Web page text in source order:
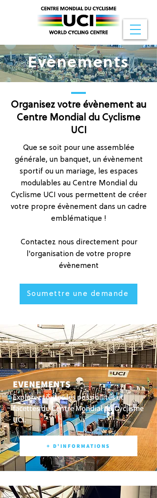
Evènements
Organisez votre évènement au
Centre Mondial du Cyclisme
UCI
Que se soit pour une assemblée
générale, un banquet, un évènement
sportif ou un mariage, les espaces
modulables au Centre Mondial du
Cyclisme UCI vous permettent de créer
votre propre évènement dans un cadre
emblématique !
Contactez nous directement pour
l'organisation de votre propre
évènement
Soumettre une demande
EVENEMENTS
Explorez toutes les possibilités et
facettes du Centre Mondial du Cyclisme
UCI.
+ D'INFORMATIONS